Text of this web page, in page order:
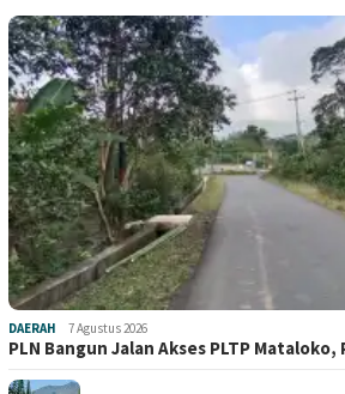
DAERAH 7 Agustus 2026
PLN Bangun Jalan Akses PLTP